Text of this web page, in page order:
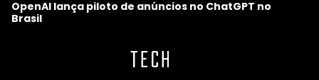
OpenAI lança piloto de anúncios no ChatGPT no
Brasil
TECH